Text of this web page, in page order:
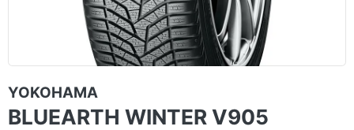
YOKOHAMA
BLUEARTH WINTER V905